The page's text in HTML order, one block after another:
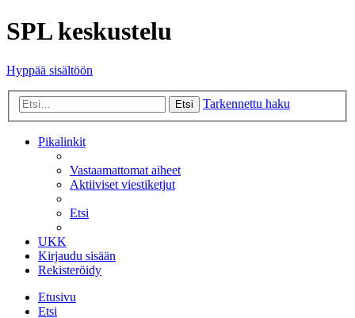
SPL keskustelu
Hyppää sisältöön
Etsi Tarkennettu haku
Pikalinkit
Vastaamattomat aiheet
Aktiiviset viestiketjut
Etsi
UKK
Kirjaudu sisään
Rekisteröidy
Etusivu
Etsi